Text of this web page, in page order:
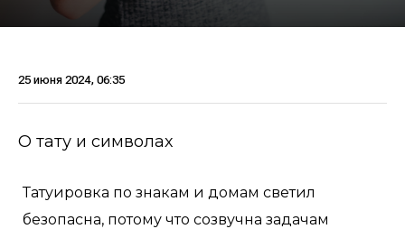
25 июня 2024, 06:35
О тату и символах
Татуировка по знакам и домам светил
безопасна, потому что созвучна задачам